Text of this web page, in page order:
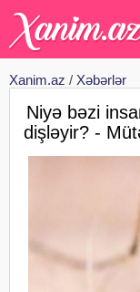
Xanim.az / Xəbərlər
Niyə bəzi
dişləyir? -